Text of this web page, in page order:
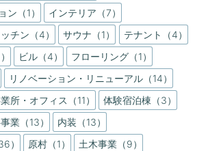
ン（1）
インテリア（7）
チン（4） サウナ（1）
テナント（4）
ビル（4）
フローリング（1）
リノベーション・リニューアル（14）
所・オフィス（11）
体験宿泊棟（3）
業（13）
内装（13）
）
原村（1）
土木事業（9）